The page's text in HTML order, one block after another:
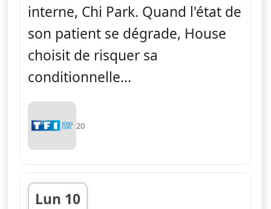
interne, Chi Park. Quand l'état de
son patient se dégrade, House
choisit de risquer sa
conditionnelle...
20
Lun 10